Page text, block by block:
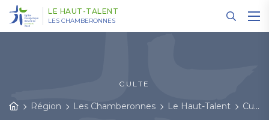
LE HAUT-TALENT
LES CHAMBERONNES
CULTE
Région Les Chamberonnes Le Haut-Talent Cultes et événements
Panneau de gestion des cookies